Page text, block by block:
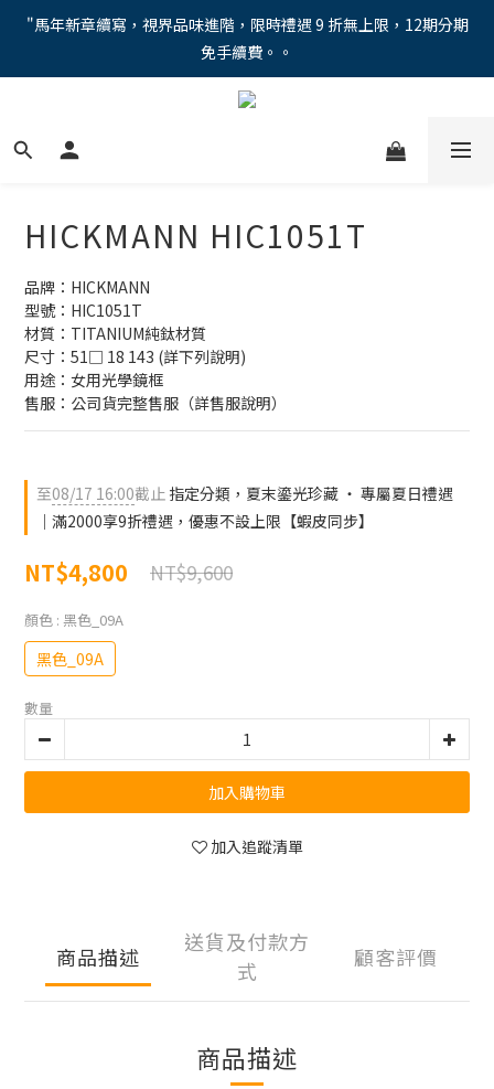
"馬年新章續寫，視界品味進階，限時禮遇 9 折無上限，12期分期
免手續費。。
"馬年新章續寫，視界品味進階，限時禮遇 9 折無上限，12期分期
免手續費。。
全新上市【全視線第九代變色鏡片GEN S】，門市配鏡享限時體驗
"馬年新章續寫，視界品味進階，限時禮遇 9 折無上限，12期分期
HICKMANN HIC1051T
品牌：HICKMANN
型號：HIC1051T
材質：TITANIUM純鈦材質
尺寸：51□ 18 143 (詳下列說明)
用途：女用光學鏡框
售服：公司貨完整售服（詳售服說明）
至08/17 16:00截止 指定分類，夏末鎏光珍藏 ‧ 專屬夏日禮遇
｜滿2000享9折禮遇，優惠不設上限【蝦皮同步】
NT$4,800 NT$9,600
顏色 : 黑色_09A
黑色_09A
數量
加入購物車
加入追蹤清單
商品描述
送貨及付款方
式
顧客評價
商品描述